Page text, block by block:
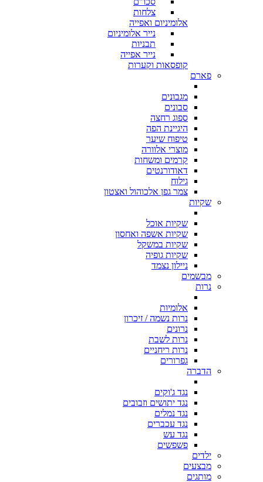
צלחות
אלומיניום ואפייה
נייר אלומיניום
תבניות
נייר אפייה
קופסאות וקערות
פארם
מגבונים
סבונים
ספוג רחצה
היגיינת הפה
טיפוח שיער
מוצרי אלוורה
קרמים ומשחות
דאודורנטים
גילוח
צמר גפן אלכוהול ואצטון
שקיות
שקיות אוכל
שקיות אשפה ואחסון
שקיות במשקל
שקיות גופיה
ניילון נצמד
מבשמים
נרות
אלומיות
נרות נשמה / זיכרון
נרונים
נרות לשבת
נרות ריחניים
גפרורים
הדברה
נגד ג'וקים
נגד יתושים וזבובים
נגד נמלים
נגד עכברים
נגד עש
פשפשים
ילדים
מבצעים
מותגים